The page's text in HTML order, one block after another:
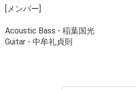
[メンバー]
Acoustic Bass - 稲葉国光
Guitar - 中牟礼貞則